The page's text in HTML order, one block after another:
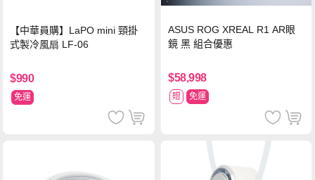
【中華員購】LaPO mini 頸掛
式製冷風扇 LF-06
$990
免運
ASUS ROG XREAL R1 AR眼
鏡 黑 組合優惠
$58,998
贈 免運